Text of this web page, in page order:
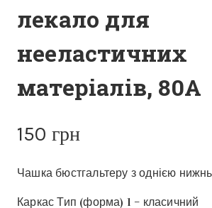
лекало для
нееластичних
матеріалів, 80А
150 грн
Чашка бюстгальтеру з однією
Каркас Тип (форма) 1 – класичний